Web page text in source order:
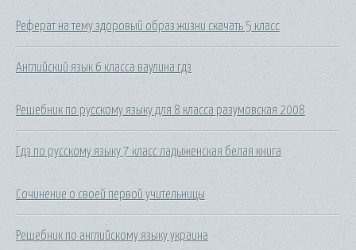
Реферат на тему здоровый образ жизни скачать 5 класс
Английский язык 6 класса ваулина гдз
Решебник по русскому языку для 8 класса разумовская 2008
Гдз по русскому языку 7 класс ладыженская белая книга
Сочинение о своей первой учительницы
Решебник по английскому языку украина